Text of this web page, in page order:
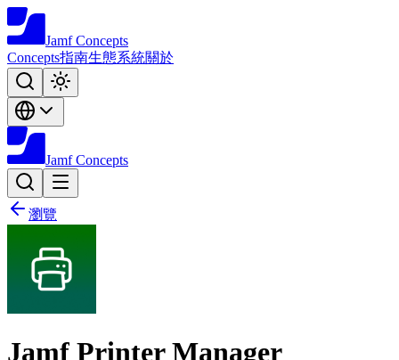
Jamf Concepts
Concepts指南生態系統關於
Jamf Concepts
瀏覽
Jamf Printer Manager